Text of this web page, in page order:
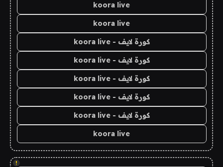
koora live
koora live
كورة لايف - koora live
كورة لايف - koora live
كورة لايف - koora live
كورة لايف - koora live
كورة لايف - koora live
koora live
!